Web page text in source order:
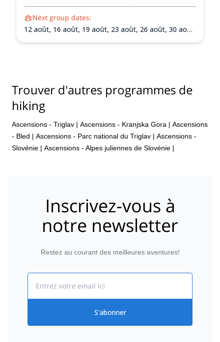
Next group dates:
12 août, 16 août, 19 août, 23 août, 26 août, 30 août,
Trouver d'autres programmes de
hiking
Ascensions - Triglav | Ascensions - Kranjska Gora | Ascensions
- Bled | Ascensions - Parc national du Triglav | Ascensions -
Slovénie | Ascensions - Alpes juliennes de Slovénie |
Inscrivez-vous à
notre newsletter
Restez au courant des meilleures aventures!
S'abonner